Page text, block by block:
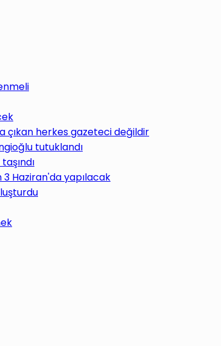
çıkan herkes gazeteci değildir
tutuklandı
3 Haziran'da yapılacak